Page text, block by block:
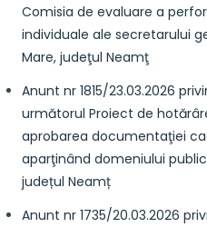
Comisia de evaluare a
individuale ale secretarului
Mare, judeţul Neamţ
Anunt nr 1815/23.03.2026
următorul Proiect de
aprobarea documentaţiei
aparţinând domeniului
județul Neamț
Anunt nr 1735/20.03.2026